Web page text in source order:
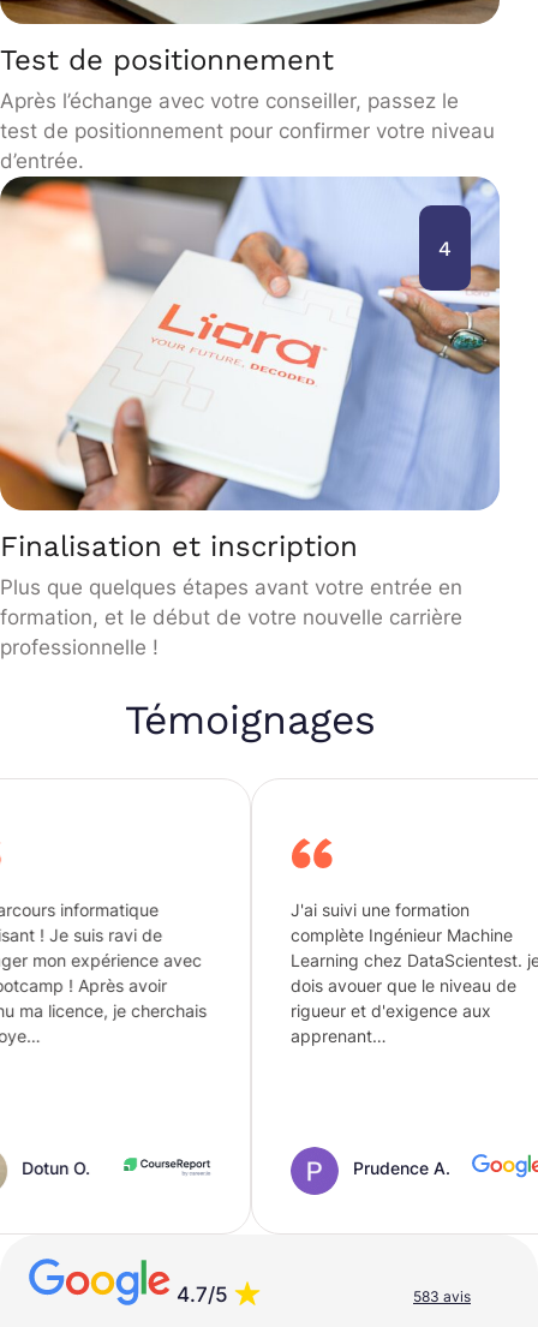
Test de positionnement
Après l’échange avec votre conseiller, passez le
test de positionnement pour confirmer votre niveau
d’entrée.
4
Finalisation et inscription
Plus que quelques étapes avant votre entrée en
formation, et le début de votre nouvelle carrière
professionnelle !
Témoignages
de
avec
J'ai suivi une formation
complète Ingénieur Machine
Learning chez DataScientest. je
dois avouer que le niveau de
rigueur et d'exigence aux
Prudence A.
je
pour
4.7/5 583 avis